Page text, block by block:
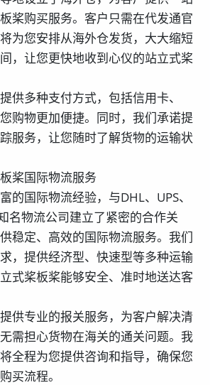
桨购买服务。客户只需在代发通官
为您安排从海外仓发货，大大缩短
，让您更快地收到心仪的站立式桨
供多种支付方式，包括信用卡、
购物更加便捷。同时，我们承诺提
服务，让您随时了解货物的运输状
桨国际物流服务
的国际物流经验，与DHL、UPS、
名物流公司建立了紧密的合作关
稳定、高效的国际物流服务。我们
，提供经济型、快速型等多种运输
式桨板桨能够安全、准时地送达客
供专业的报关服务，为客户解决清
需担心货物在海关的通关问题。我
全程为您提供咨询和指导，确保您
买流程。